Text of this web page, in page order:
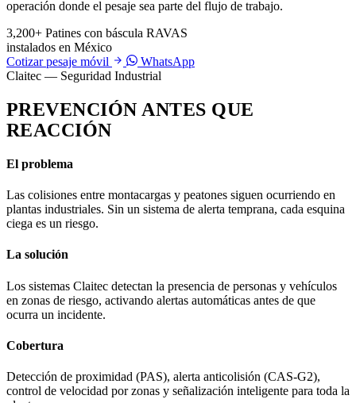
operación donde el pesaje sea parte del flujo de trabajo.
3,200+ Patines con báscula RAVAS
instalados en México
Cotizar pesaje móvil
WhatsApp
Claitec — Seguridad Industrial
PREVENCIÓN ANTES QUE
REACCIÓN
El problema
Las colisiones entre montacargas y peatones siguen ocurriendo en
plantas industriales. Sin un sistema de alerta temprana, cada esquina
ciega es un riesgo.
La solución
Los sistemas Claitec detectan la presencia de personas y vehículos
en zonas de riesgo, activando alertas automáticas antes de que
ocurra un incidente.
Cobertura
Detección de proximidad (PAS), alerta anticolisión (CAS-G2),
control de velocidad por zonas y señalización inteligente para toda la